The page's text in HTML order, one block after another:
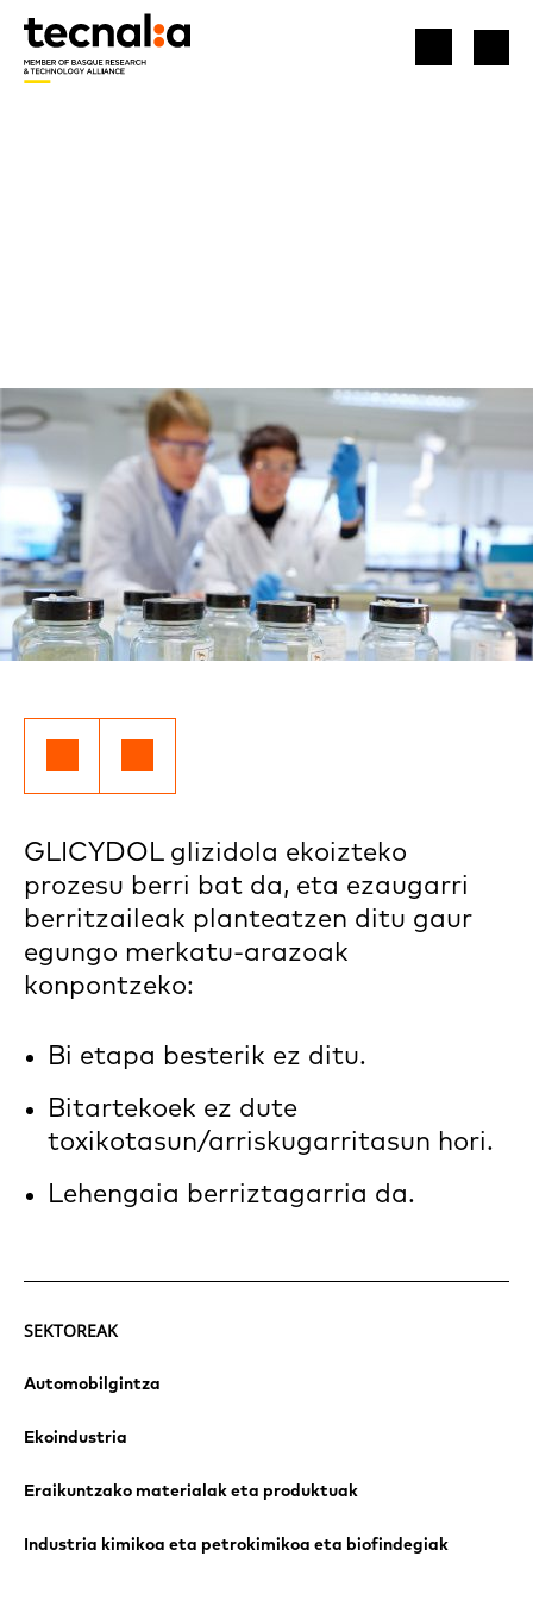
GLICYDOL glizidola ekoizteko
prozesu berri bat da, eta ezaugarri
berritzaileak planteatzen ditu gaur
egungo merkatu-arazoak
konpontzeko:
Bi etapa besterik ez ditu.
Bitartekoek ez dute
toxikotasun/arriskugarritasun hori.
Lehengaia berriztagarria da.
SEKTOREAK
Automobilgintza
Ekoindustria
Eraikuntzako materialak eta produktuak
Industria kimikoa eta petrokimikoa eta biofindegiak